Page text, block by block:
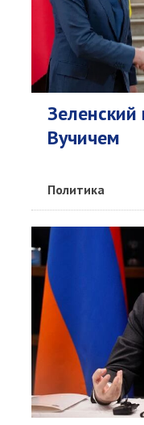
Зеленский
Вучичем
Политика